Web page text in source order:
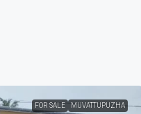
FOR SALE MUVATTUPUZHA